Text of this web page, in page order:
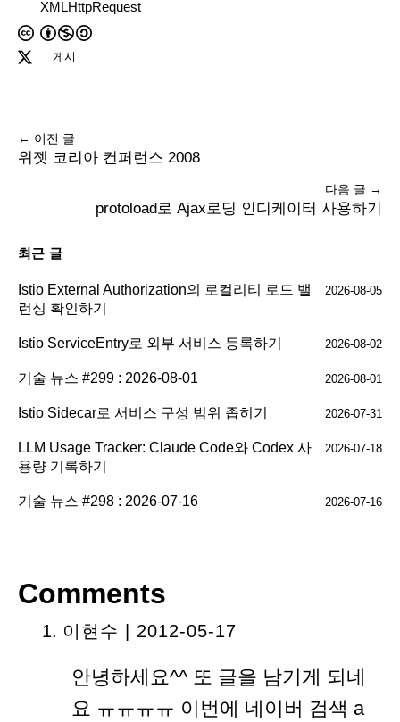
XMLHttpRequest
게시
← 이전 글
위젯 코리아 컨퍼런스 2008
다음 글 →
protoload로 Ajax로딩 인디케이터 사용하기
최근 글
Istio External Authorization의 로컬리티 로드 밸
런싱 확인하기
2026-08-05
Istio ServiceEntry로 외부 서비스 등록하기 2026-08-02
기술 뉴스 #299 : 2026-08-01 2026-08-01
Istio Sidecar로 서비스 구성 범위 좁히기 2026-07-31
LLM Usage Tracker: Claude Code와 Codex 사
용량 기록하기
2026-07-18
기술 뉴스 #298 : 2026-07-16 2026-07-16
Comments
이현수 | 2012-05-17
안녕하세요^^ 또 글을 남기게 되네
요 ㅠㅠㅠㅠ 이번에 네이버 검색 a